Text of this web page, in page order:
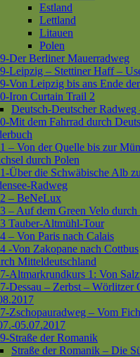
Estland
Lettland
Litauen
Polen
Der Berliner Mauerradweg
Leipzig – Stettiner Haff –
Von Leipzig bis ans Ende
Iron Curtain Trail 2
Deutsch-Deutscher
Mit dem Fahrrad durch
– Von der Quelle bis zur
durch Polen
Über die Schwäbische Alb
Radweg
– BeNeLux
– Auf dem Green Velo durch
Tauber-Altmühl-Tour
– Von Paris nach Calais
-Von Zakopane nach Cottbus
Mitteldeutschland
Altmarkrundkurs 1: Von
Dessau – Zerbst – Wörlitzer
Zschopauradweg – Vom
05.07.2017
Straße der Romanik
Straße der Romanik – Die